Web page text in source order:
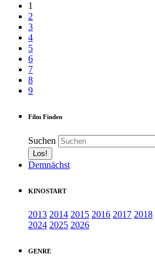
1
2
3
4
5
6
7
8
9
Film Finden
Suchen
Demnächst
KINOSTART
2013 2014 2015 2016 2017 2018
2024 2025 2026
GENRE